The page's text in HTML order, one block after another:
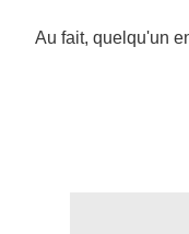
Au fait, quelqu'un